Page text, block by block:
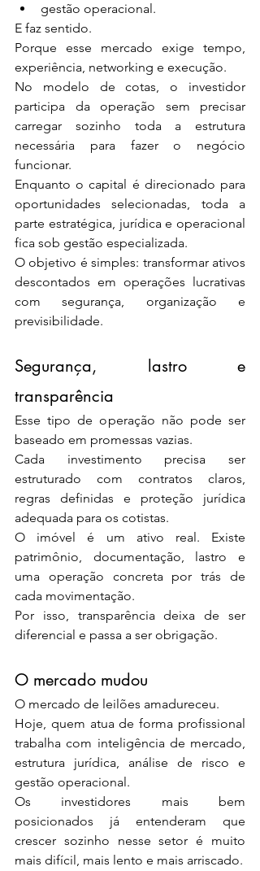
gestão operacional.
E faz sentido.
Porque esse mercado exige tempo,
experiência, networking e execução.
No modelo de cotas, o investidor
participa da operação sem precisar
carregar sozinho toda a estrutura
necessária para fazer o negócio
funcionar.
Enquanto o capital é direcionado para
oportunidades selecionadas, toda a
parte estratégica, jurídica e operacional
fica sob gestão especializada.
O objetivo é simples: transformar ativos
descontados em operações lucrativas
com segurança, organização e
previsibilidade.
Segurança, lastro e
transparência
Esse tipo de operação não pode ser
baseado em promessas vazias.
Cada investimento precisa ser
estruturado com contratos claros,
regras definidas e proteção jurídica
adequada para os cotistas.
O imóvel é um ativo real. Existe
patrimônio, documentação, lastro e
uma operação concreta por trás de
cada movimentação.
Por isso, transparência deixa de ser
diferencial e passa a ser obrigação.
O mercado mudou
O mercado de leilões amadureceu.
Hoje, quem atua de forma profissional
trabalha com inteligência de mercado,
estrutura jurídica, análise de risco e
gestão operacional.
Os investidores mais bem
posicionados já entenderam que
crescer sozinho nesse setor é muito
mais difícil, mais lento e mais arriscado.